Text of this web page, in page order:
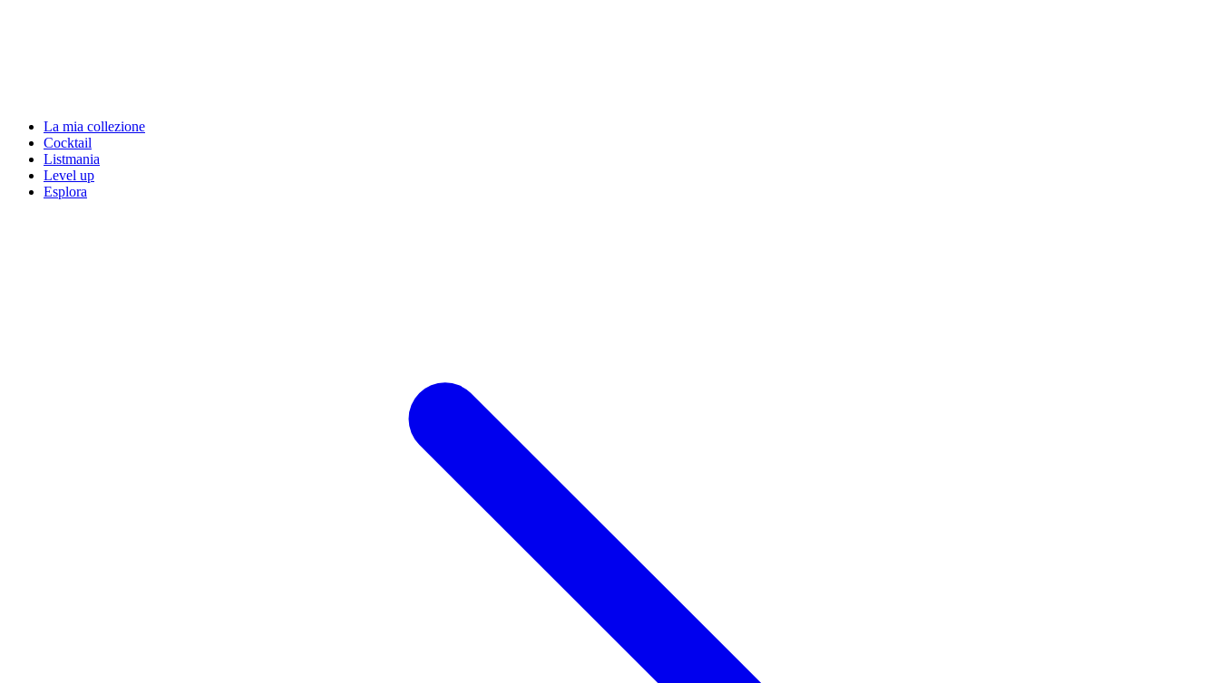
La mia collezione
Cocktail
Listmania
Level up
Esplora